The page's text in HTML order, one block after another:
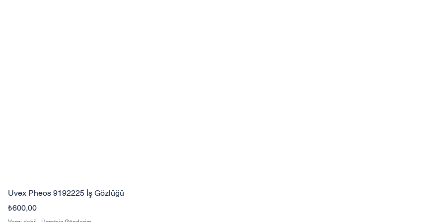
Uvex Pheos 9192225 İş Gözlüğü
Fiyat
₺600,00